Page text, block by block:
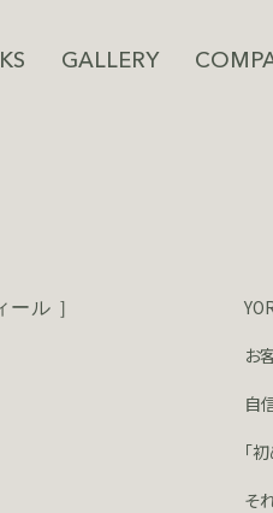
GALLERY
ール ］
お
自
「
そ